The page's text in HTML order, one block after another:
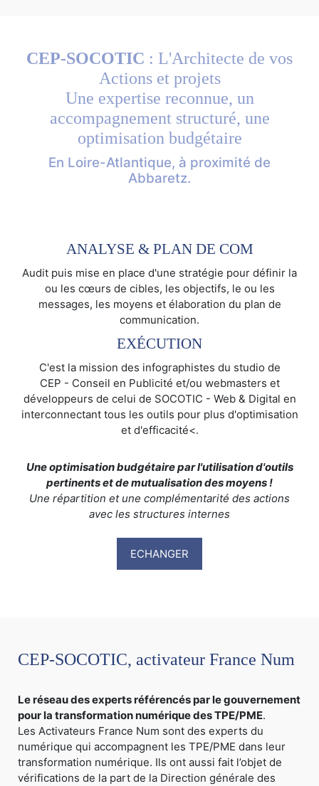
CEP-SOCOTIC : L'Architecte de vos
Actions et projets
Une expertise reconnue, un
accompagnement structuré, une
optimisation budgétaire
En Loire-Atlantique, à proximité de
Abbaretz.
ANALYSE & PLAN DE COM
Audit puis mise en place d'une stratégie pour définir la
ou les cœurs de cibles, les objectifs, le ou les
messages, les moyens et élaboration du plan de
communication.
EXÉCUTION
C'est la mission des infographistes du studio de
CEP - Conseil en Publicité et/ou webmasters et
développeurs de celui de SOCOTIC - Web & Digital en
interconnectant tous les outils pour plus d'optimisation
et d'efficacité<.
Une optimisation budgétaire par l'utilisation d'outils
pertinents et de mutualisation des moyens !
Une répartition et une complémentarité des actions
avec les structures internes
ECHANGER
CEP-SOCOTIC, activateur France Num
Le réseau des experts référencés par le gouvernement
pour la transformation numérique des TPE/PME.
Les Activateurs France Num sont des experts du
numérique qui accompagnent les TPE/PME dans leur
transformation numérique. Ils ont aussi fait l’objet de
vérifications de la part de la Direction générale des